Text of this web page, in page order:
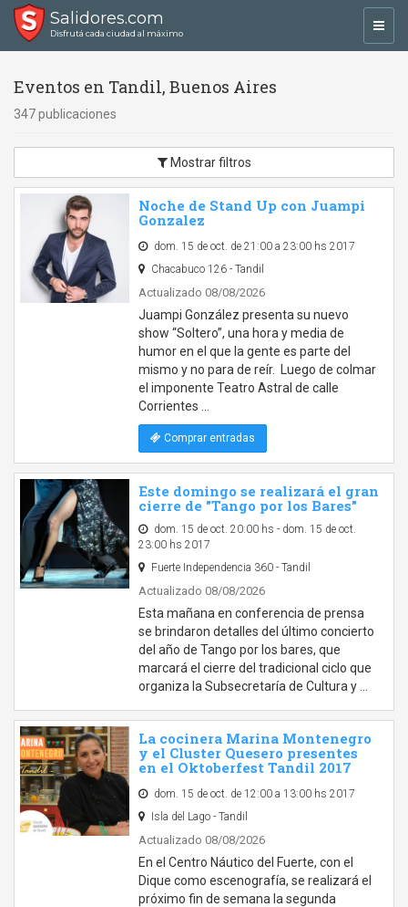
Salidores.com
Disfrutá cada ciudad al máximo
Eventos en Tandil, Buenos Aires
347 publicaciones
Mostrar filtros
Noche de Stand Up con Juampi
Gonzalez
dom. 15 de oct. de 21:00 a 23:00 hs 2017
Chacabuco 126 - Tandil
Actualizado 08/08/2026
Juampi González presenta su nuevo
show “Soltero”, una hora y media de
humor en el que la gente es parte del
mismo y no para de reír. Luego de colmar
el imponente Teatro Astral de calle
Corrientes …
Comprar entradas
Este domingo se realizará el gran
cierre de "Tango por los Bares"
dom. 15 de oct. 20:00 hs - dom. 15 de oct.
23:00 hs 2017
Fuerte Independencia 360 - Tandil
Actualizado 08/08/2026
Esta mañana en conferencia de prensa
se brindaron detalles del último concierto
del año de Tango por los bares, que
marcará el cierre del tradicional ciclo que
organiza la Subsecretaría de Cultura y …
La cocinera Marina Montenegro
y el Cluster Quesero presentes
en el Oktoberfest Tandil 2017
dom. 15 de oct. de 12:00 a 13:00 hs 2017
Isla del Lago - Tandil
Actualizado 08/08/2026
En el Centro Náutico del Fuerte, con el
Dique como escenografía, se realizará el
próximo fin de semana la segunda